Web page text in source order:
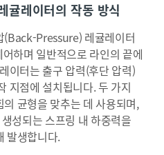
레이터의 작동 방식
(Back-Pressure) 레귤레이터
하며 일반적으로 라인의 끝에
이터는 출구 압력(후단 압력)
지점에 설치됩니다. 두 가지
균형을 맞추는 데 사용되며,
성되는 스프링 내 하중력을
발생합니다.